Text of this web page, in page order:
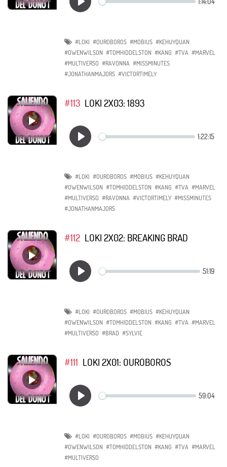
#LOKI #OUROBOROS #MOBIUS #KEHUYQUAN
#OWENWILSON #TOMHIDDELSTON #KANG #TVA #MARVEL
#MULTIVERSO #RAVONNA #MISSMINUTES
#JONATHANMAJORS #VICTORTIMELY
#113 LOKI 2X03: 1893
#LOKI #OUROBOROS #MOBIUS #KEHUYQUAN
#OWENWILSON #TOMHIDDELSTON #KANG #TVA #MARVEL
#MULTIVERSO #RAVONNA #VICTORTIMELY #MISSMINUTES
#JONATHANMAJORS
#112 LOKI 2X02: BREAKING BRAD
#LOKI #OUROBOROS #MOBIUS #KEHUYQUAN
#OWENWILSON #TOMHIDDELSTON #KANG #TVA #MARVEL
#MULTIVERSO #BRAD #SYLVIE
#111 LOKI 2X01: OUROBOROS
#LOKI #OUROBOROS #MOBIUS #KEHUYQUAN
#OWENWILSON #TOMHIDDELSTON #KANG #TVA #MARVEL
#MULTIVERSO